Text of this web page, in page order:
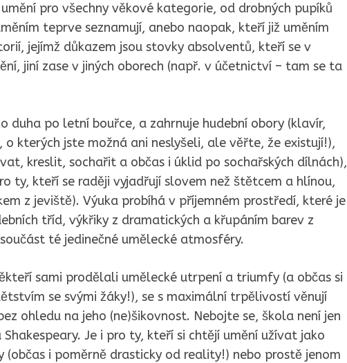
pro všechny věkové kategorie, od drobných pupíků
teprve seznamují, anebo naopak, kteří již uměním
jejímž důkazem jsou stovky absolventů, kteří se v
jiní zase v jiných oborech (např. v účetnictví – tam se ta
duha po letní bouřce, a zahrnuje hudební obory (klavír,
kterých jste možná ani neslyšeli, ale věřte, že existují!),
kreslit, sochařit a občas i úklid po sochařských dílnách),
ty, kteří se raději vyjadřují slovem než štětcem a hlínou,
z jeviště). Výuka probíhá v příjemném prostředí, které je
tříd, výkřiky z dramatických a křupáním barev z
té jedinečné umělecké atmosféry.
sami prodělali umělecké utrpení a triumfy (a občas si
se svými žáky!), se s maximální trpělivostí věnují
ohledu na jeho (ne)šikovnost. Nebojte se, škola není jen
Je i pro ty, kteří si chtějí umění užívat jako
(občas i poměrně drasticky od reality!) nebo prostě jenom